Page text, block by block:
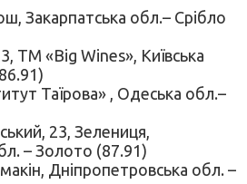
Закарпатська обл.– Срібло
TM «Big Wines», Київська
Таїрова» , Одеська обл.–
23, Зелениця,
– Золото (87.91)
Дніпропетровська обл. –